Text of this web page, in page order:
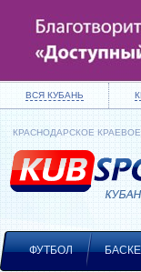
ВСЯ КУБАНЬ
КРАСНОДАРСКОЕ
ФУТБОЛ